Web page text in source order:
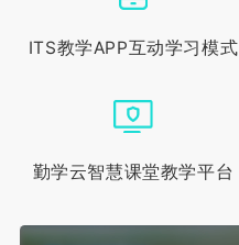
ITS教学APP互动学习模式
勤学云智慧课堂教学平台